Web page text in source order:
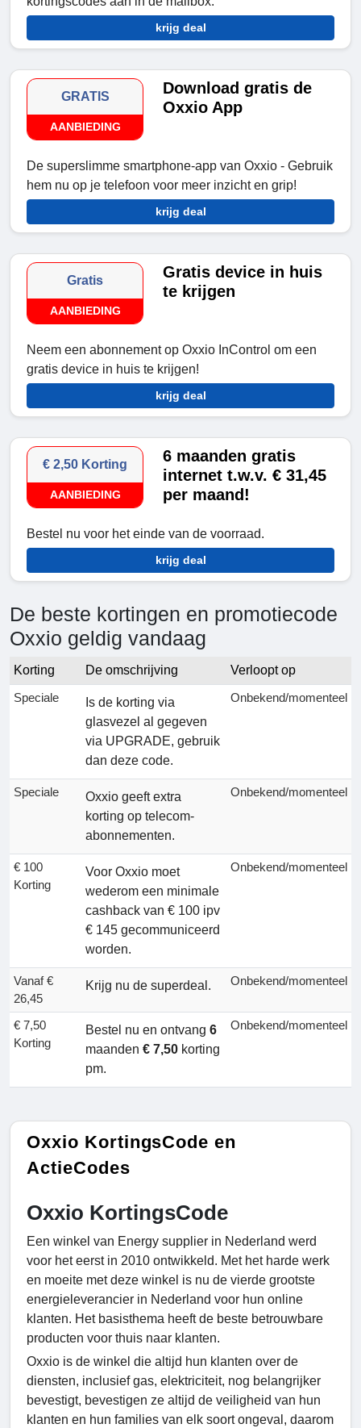
krijg deal
GRATIS
AANBIEDING
Download gratis de
Oxxio App
De superslimme smartphone-app van Oxxio - Gebruik
hem nu op je telefoon voor meer inzicht en grip!
krijg deal
Gratis
AANBIEDING
Gratis device in huis
te krijgen
Neem een abonnement op Oxxio InControl om een
gratis device in huis te krijgen!
krijg deal
€ 2,50 Korting
AANBIEDING
6 maanden gratis
internet t.w.v. € 31,45
per maand!
Bestel nu voor het einde van de voorraad.
krijg deal
De beste kortingen en promotiecode
Oxxio geldig vandaag
Korting De omschrijving
Verloopt op
Speciale
Is de korting via
glasvezel al gegeven
via UPGRADE, gebruik
dan deze code.
Onbekend/momenteel
Speciale
Oxxio geeft extra
korting op telecom-
abonnementen.
Onbekend/momenteel
€ 100
Korting
Voor Oxxio moet
wederom een minimale
cashback van € 100 ipv
€ 145 gecommuniceerd
worden.
Onbekend/momenteel
Vanaf €
26,45
Krijg nu de superdeal. Onbekend/momenteel
€ 7,50
Korting
Bestel nu en ontvang 6
maanden € 7,50 korting
pm.
Onbekend/momenteel
Oxxio KortingsCode en
ActieCodes
Oxxio KortingsCode
Een winkel van Energy supplier in Nederland werd
voor het eerst in 2010 ontwikkeld. Met het harde werk
en moeite met deze winkel is nu de vierde grootste
energieleverancier in Nederland voor hun online
klanten. Het basisthema heeft de beste betrouwbare
producten voor thuis naar klanten.
Oxxio is de winkel die altijd hun klanten over de
diensten, inclusief gas, elektriciteit, nog belangrijker
bevestigt, bevestigen ze altijd de veiligheid van hun
klanten en hun families van elk soort ongeval, daarom